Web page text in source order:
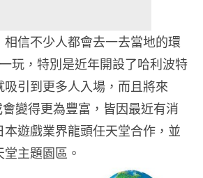
信不少人都會去一去當地的環
玩，特別是近年開設了哈利波特
引到更多人入場，而且將來
會變得更為豐富，皆因最近有消
遊戲業界龍頭任天堂合作，並
主題園區。